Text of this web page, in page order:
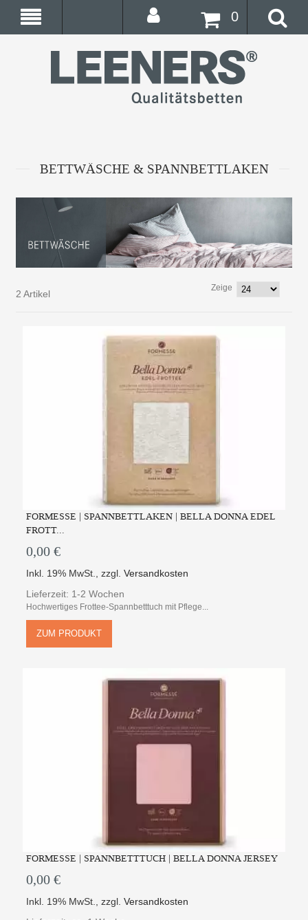
0
BETTWÄSCHE & SPANNBETTLAKEN
2 Artikel
Zeige
FORMESSE | SPANNBETTLAKEN | BELLA DONNA EDEL
FROTT...
0,00 €
Inkl. 19% MwSt. ,zzgl.Versandkosten
Lieferzeit: 1-2 Wochen
Hochwertiges Frottee-Spannbetttuch mit Pflege...
ZUM PRODUKT
FORMESSE | SPANNBETTTUCH | BELLA DONNA JERSEY
0,00 €
Inkl. 19% MwSt. ,zzgl.Versandkosten